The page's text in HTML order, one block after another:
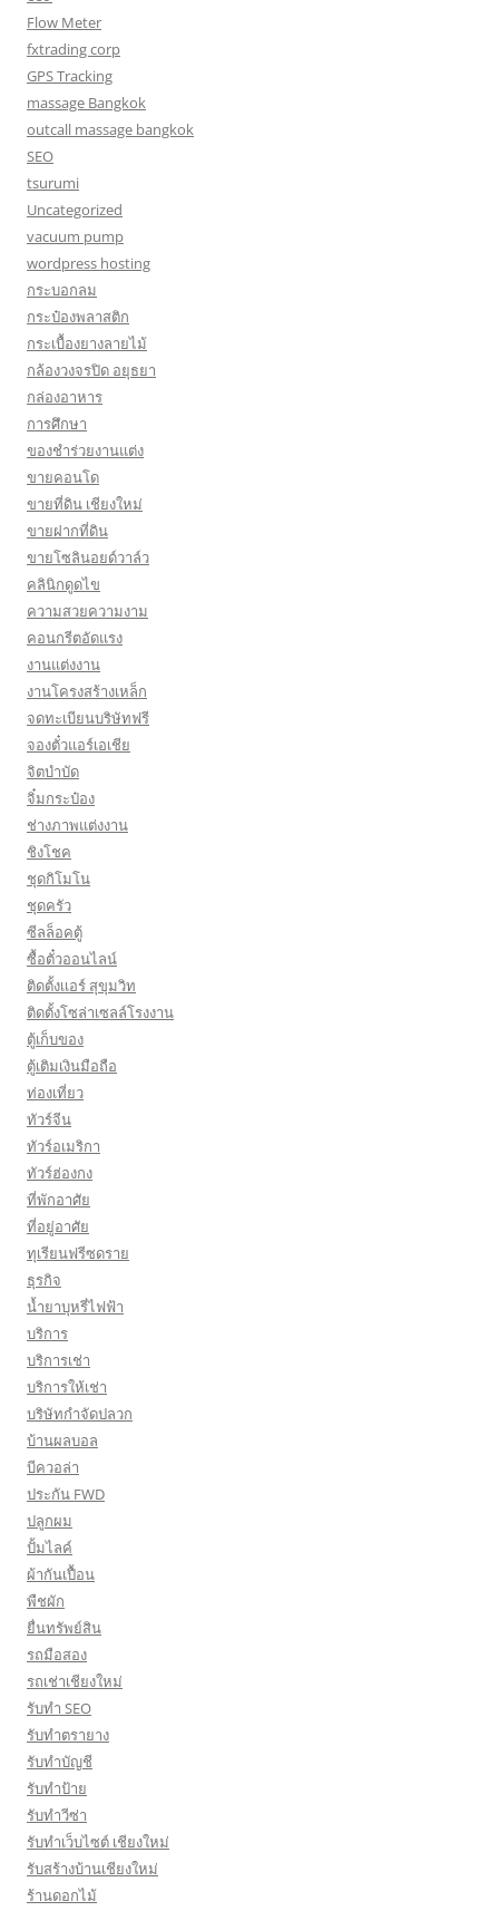
Flow Meter
fxtrading corp
GPS Tracking
massage Bangkok
outcall massage bangkok
SEO
tsurumi
Uncategorized
vacuum pump
wordpress hosting
กระบอกลม
กระป๋องพลาสติก
กระเบื้องยางลายไม้
กล้องวงจรปิด อยุธยา
กล่องอาหาร
การศึกษา
ของชำร่วยงานแต่ง
ขายคอนโด
ขายที่ดิน เชียงใหม่
ขายฝากที่ดิน
ขายโซลินอยด์วาล์ว
คลินิกดูดไข
ความสวยความงาม
คอนกรีตอัดแรง
งานแต่งงาน
งานโครงสร้างเหล็ก
จดทะเบียนบริษัทฟรี
จองตั๋วแอร์เอเชีย
จิตบำบัด
จิ๋มกระป๋อง
ช่างภาพแต่งงาน
ชิงโชค
ชุดกิโมโน
ชุดครัว
ซีลล็อคตู้
ซื้อตั๋วออนไลน์
ติดตั้งเเอร์ สุขุมวิท
ติดตั้งโซล่าเซลล์โรงงาน
ตู้เก็บของ
ตู้เติมเงินมือถือ
ท่องเที่ยว
ทัวร์จีน
ทัวร์อเมริกา
ทัวร์ฮ่องกง
ที่พักอาศัย
ที่อยู่อาศัย
ทุเรียนฟรีซดราย
ธุรกิจ
น้ำยาบุหรี่ไฟฟ้า
บริการ
บริการเช่า
บริการให้เช่า
บริษัทกำจัดปลวก
บ้านผลบอล
บีควอล่า
ประกัน FWD
ปลูกผม
ปั้มไลค์
ผ้ากันเปื้อน
พืชผัก
ยื่นทรัพย์สิน
รถมือสอง
รถเช่าเชียงใหม่
รับทำ SEO
รับทำตรายาง
รับทำบัญชี
รับทำป้าย
รับทำวีซ่า
รับทำเว็บไซต์ เชียงใหม่
รับสร้างบ้านเชียงใหม่
ร้านดอกไม้